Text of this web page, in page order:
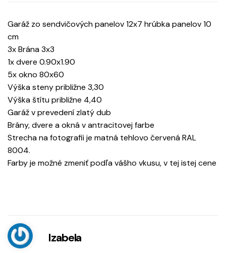
Garáž zo sendvičových panelov 12x7 hrúbka panelov 10
cm
3x Brána 3x3
1x dvere 0.90x1.90
5x okno 80x60
Výška steny približne 3,30
Výška štítu približne 4,40
Garáž v prevedení zlatý dub
Brány, dvere a okná v antracitovej farbe
Strecha na fotografii je matná tehlovo červená RAL
8004.
Farby je možné zmeniť podľa vášho vkusu, v tej istej cene
Izabela